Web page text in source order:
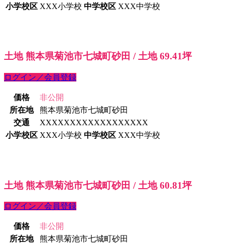
小学校区 XXX小学校 中学校区 XXX中学校
土地 熊本県菊池市七城町砂田 / 土地 69.41坪
ログイン／会員登録
価格
非公開
所在地
熊本県菊池市七城町砂田
交通
XXXXXXXXXXXXXXXXXX
小学校区 XXX小学校 中学校区 XXX中学校
土地 熊本県菊池市七城町砂田 / 土地 60.81坪
ログイン／会員登録
価格
非公開
所在地
熊本県菊池市七城町砂田